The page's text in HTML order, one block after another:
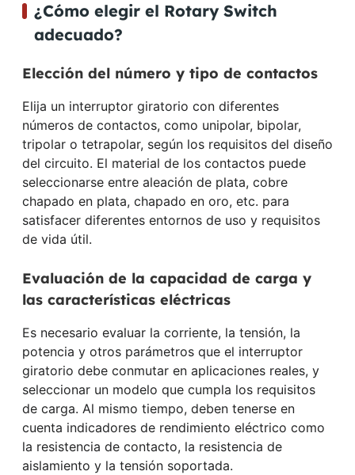
¿Cómo elegir el Rotary Switch
adecuado?
Elección del número y tipo de contactos
Elija un interruptor giratorio con diferentes
números de contactos, como unipolar, bipolar,
tripolar o tetrapolar, según los requisitos del diseño
del circuito. El material de los contactos puede
seleccionarse entre aleación de plata, cobre
chapado en plata, chapado en oro, etc. para
satisfacer diferentes entornos de uso y requisitos
de vida útil.
Evaluación de la capacidad de carga y
las características eléctricas
Es necesario evaluar la corriente, la tensión, la
potencia y otros parámetros que el interruptor
giratorio debe conmutar en aplicaciones reales, y
seleccionar un modelo que cumpla los requisitos
de carga. Al mismo tiempo, deben tenerse en
cuenta indicadores de rendimiento eléctrico como
la resistencia de contacto, la resistencia de
aislamiento y la tensión soportada.